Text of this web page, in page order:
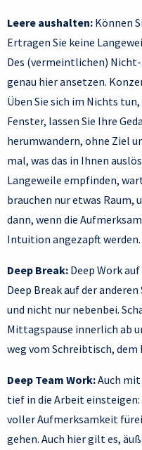
Leere aushalten: Können
Ertragen Sie keine
Des (vermeintlichen)
genau hier ansetzen.
Üben Sie sich im Nichts tun,
Fenster, lassen Sie Ihre
herumwandern, ohne Ziel
mal, was das in Ihnen
Langeweile empfinden,
brauchen nur etwas Raum,
dann, wenn die
Intuition angezapft werden.
Deep Break: Deep Work
Deep Break auf der
und nicht nur nebenbei.
Mittagspause innerlich ab
weg vom Schreibtisch,
Deep Team Work:Auch
tief in die Arbeit einsteigen:
voller Aufmerksamkeit
gehen. Auch hier gilt es,